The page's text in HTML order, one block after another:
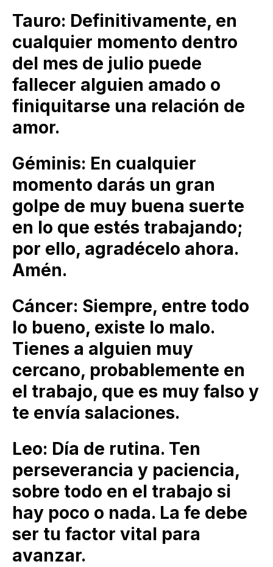
Tauro: Definitivamente, en
cualquier momento dentro
del mes de julio puede
fallecer alguien amado o
finiquitarse una relación de
amor.
Géminis: En cualquier
momento darás un gran
golpe de muy buena suerte
en lo que estés trabajando;
por ello, agradécelo ahora.
Amén.
Cáncer: Siempre, entre todo
lo bueno, existe lo malo.
Tienes a alguien muy
cercano, probablemente en
el trabajo, que es muy falso y
te envía salaciones.
Leo: Día de rutina. Ten
perseverancia y paciencia,
sobre todo en el trabajo si
hay poco o nada. La fe debe
ser tu factor vital para
avanzar.